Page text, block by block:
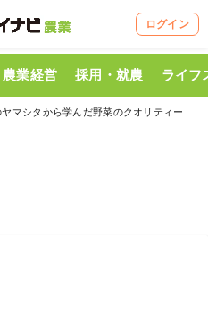
ログイン
農業経営 採用・就農 ライフ
マシタから学んだ野菜のクオリティー